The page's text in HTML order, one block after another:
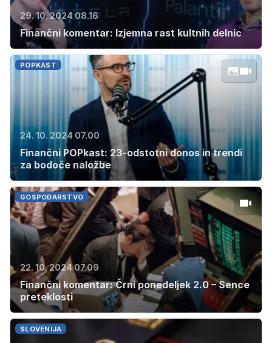
29. 10. 2024 08.16
Finančni komentar: Izjemna rast kultnih delnic
POPKAST
24. 10. 2024 07.00
Finančni POPkast: 23-odstotni donos in trendi
za bodoče naložbe
GOSPODARSTVO
22. 10. 2024 07.09
Finančni komentar: Črni ponedeljek 2.0 – Sence
preteklosti
SLOVENIJA